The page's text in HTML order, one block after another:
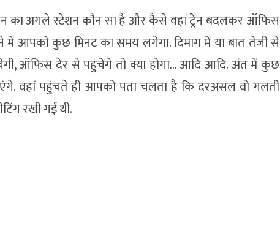
का अगले स्टेशन कौन सा है और कैसे वहां ट्रेन बदलकर ऑफिस
आपको कुछ मिनट का समय लगेगा. दिमाग में या बात तेजी से
ऑफिस देर से पहुंचेंगे तो क्या होगा… आदि आदि. अंत में कुछ
वहां पहुंचते ही आपको पता चलता है कि दरअसल वो गलती
रखी गई थी.